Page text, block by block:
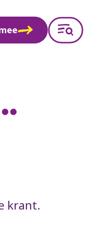
krant.